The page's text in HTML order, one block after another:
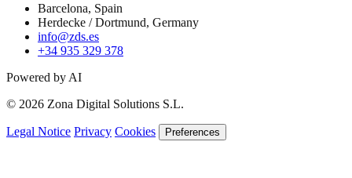
Barcelona, Spain
Herdecke / Dortmund, Germany
info@zds.es
+34 935 329 378
Powered by AI
© 2026 Zona Digital Solutions S.L.
Legal Notice Privacy Cookies Preferences